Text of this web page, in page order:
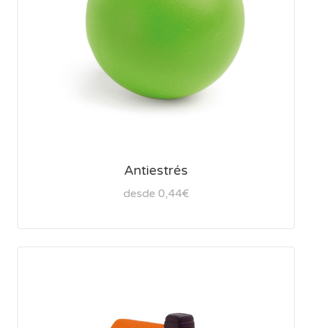
Antiestrés
desde 0,44€